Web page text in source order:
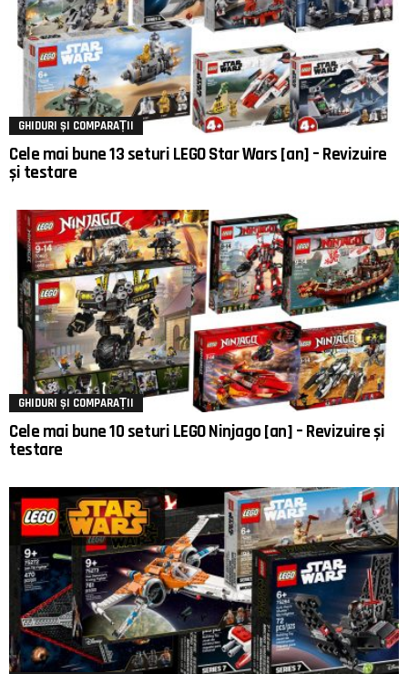
GHIDURI ȘI COMPARAȚII
Cele mai bune 13 seturi LEGO Star Wars [an] – Revizuire
și testare
GHIDURI ȘI COMPARAȚII
Cele mai bune 10 seturi LEGO Ninjago [an] – Revizuire și
testare